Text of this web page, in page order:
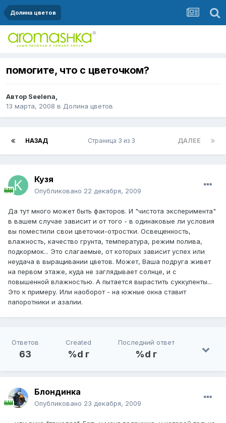
Долина цветов
помогите, что с цветочком?
Автор Seelena,
13 марта, 2008 в Долина цветов
НАЗАД ДАЛЕЕ
Страница 3 из 3
Кузя
Опубликовано 22 декабря, 2009
Да тут много может быть факторов. И "чистота эксперимента"
в вашем случае зависит и от того - в одинаковые ли условия
вы поместили свои цветочки-отростки. Освещенность,
влажность, качество грунта, температура, режим полива,
подкормок... Это слагаемые, от которых зависит успех или
неудача в выращивании цветов. Может, Ваша подруга живет
на первом этаже, куда не заглядывает солнце, и с
повышенной влажностью. А пытается вырастить суккуленты...
Это к примеру. Или наоборот - на южные окна ставит
папоротники и азалии.
Ответов
63
Created
%d г
Последний ответ
%d г
Блондинка
Опубликовано 23 декабря, 2009